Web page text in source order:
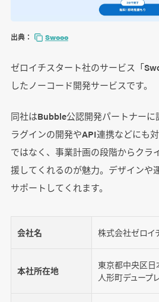
出典： Swooo
ゼロイチスタート社のサービス「
したノーコード開発サービスです。
同社はBubble公認開発パートナー
ラグインの開発やAPI連携などにも
ではなく、事業計画の段階からクラ
援してくれるのが魅力。デザインや
サポートしてくれます。
会社名 株式会社ゼロイ
本社所在地
東京都中央区日
人形町デュープ